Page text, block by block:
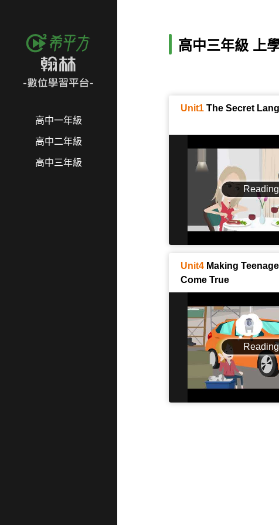
高中一年級
高中二年級
高中三年級
高中三年級 上
Unit1 The Secret
Reading
Unit4 Making
Come True
Reading